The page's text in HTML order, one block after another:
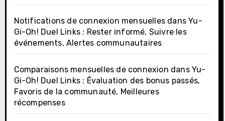
Notifications de connexion mensuelles dans Yu-
Gi-Oh! Duel Links : Rester informé, Suivre les
événements, Alertes communautaires
Comparaisons mensuelles de connexion dans Yu-
Gi-Oh! Duel Links : Évaluation des bonus passés,
Favoris de la communauté, Meilleures
récompenses